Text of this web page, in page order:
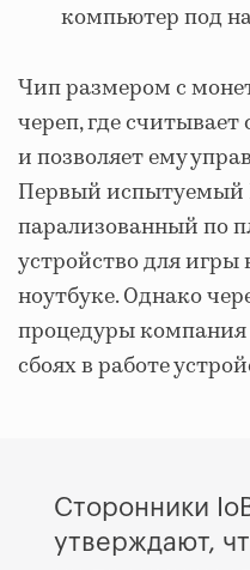
компьютер под
Чип размером с
череп, где
и позволяет ему
Первый испытуемый
парализованный по
устройство для
ноутбуке. Однако
процедуры
сбоях в работе
Сторонники
утверждают,